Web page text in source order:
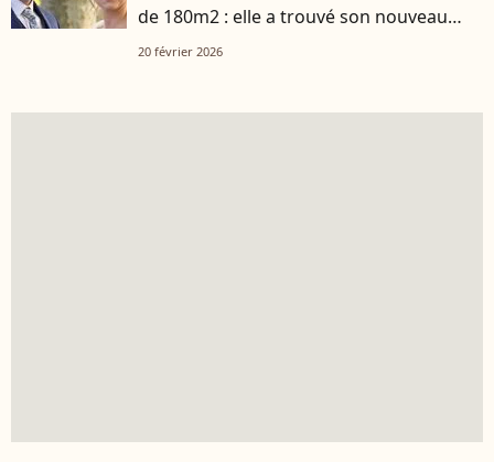
de 180m2 : elle a trouvé son nouveau
logement
20 février 2026